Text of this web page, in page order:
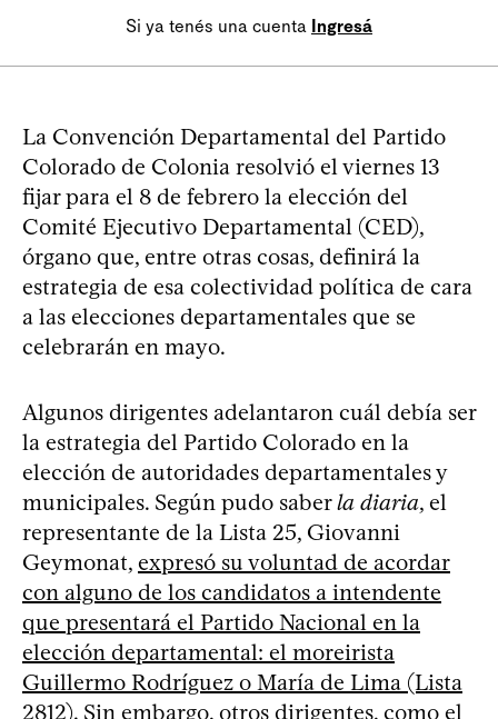
Si ya tenés una cuenta Ingresá
La Convención Departamental del Partido
Colorado de Colonia resolvió el viernes 13
fijar para el 8 de febrero la elección del
Comité Ejecutivo Departamental (CED),
órgano que, entre otras cosas, definirá la
estrategia de esa colectividad política de cara
a las elecciones departamentales que se
celebrarán en mayo.
Algunos dirigentes adelantaron cuál debía ser
la estrategia del Partido Colorado en la
elección de autoridades departamentales y
municipales. Según pudo saberla diaria, el
representante de la Lista 25, Giovanni
Geymonat, expresó su voluntad de acordar
con alguno de los candidatos a intendente
que presentará el Partido Nacional en la
elección departamental: el moreirista
Guillermo Rodríguez o María de Lima (Lista
2812). Sin embargo, otros dirigentes, como el